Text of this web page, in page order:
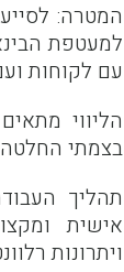
המטרה:
למעטפת
עם לקוחות
הליווי
בצמתי
תהליך
אישית
ויתרונות